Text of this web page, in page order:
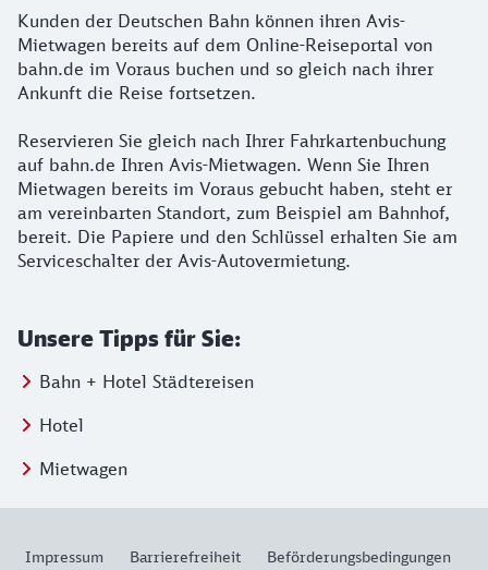
Kunden der Deutschen Bahn können ihren Avis-
Mietwagen bereits auf dem Online-Reiseportal von
bahn.de im Voraus buchen und so gleich nach ihrer
Ankunft die Reise fortsetzen.
Reservieren Sie gleich nach Ihrer Fahrkartenbuchung
auf bahn.de Ihren Avis-Mietwagen. Wenn Sie Ihren
Mietwagen bereits im Voraus gebucht haben, steht er
am vereinbarten Standort, zum Beispiel am Bahnhof,
bereit. Die Papiere und den Schlüssel erhalten Sie am
Serviceschalter der Avis-Autovermietung.
Unsere Tipps für Sie:
Bahn + Hotel Städtereisen
Hotel
Mietwagen
Impressum Barrierefreiheit Beförderungsbedingungen